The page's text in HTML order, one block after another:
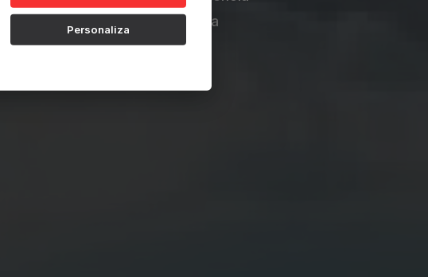
climática, al enfrentarse a
Personaliza